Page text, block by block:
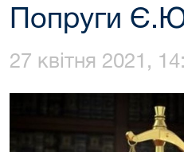
Попруги
27 квітня 2021,